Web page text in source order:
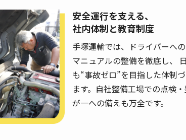
安全運行を支える、
社内体制と教育制度
手塚運輸では、ドライバーへ
マニュアルの整備を徹底し、
も“事故ゼロ”を目指した体制
ます。自社整備工場での点検
が一への備えも万全です。